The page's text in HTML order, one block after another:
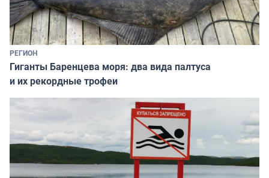
РЕГИОН
Гиганты Баренцева моря: два вида палтуса
и их рекордные трофеи